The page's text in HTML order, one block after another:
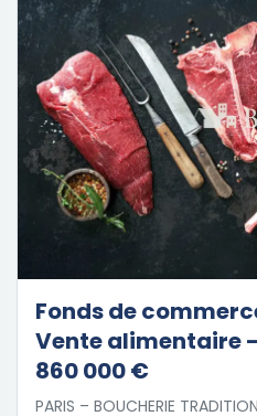
Fonds de
Vente alimentaire -
860 000 €
PARIS – BOUCHERIE